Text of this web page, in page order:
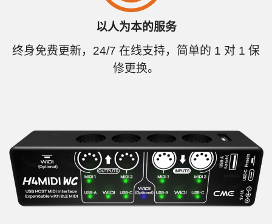
以人为本的服务
终身免费更新，24/7 在线支持，简单的 1 对 1 保
修更换。